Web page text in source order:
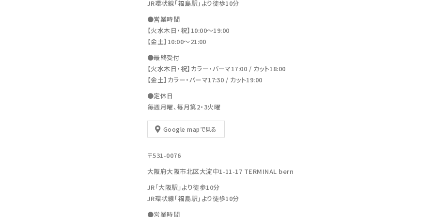
JR環状線「福島駅」より徒歩10分
●営業時間
【火水木日・祝】10:00～19:00
【金土】10:00〜21:00
●最終受付
【火水木日・祝】カラー・パーマ17:00 / カット18:00
【金土】カラー・パーマ17:30 / カット19:00
●定休日
毎週月曜、毎月第2・3火曜
Google mapで見る
〒531-0076
大阪府大阪市北区大淀中1-11-17 TERMINAL bern
JR「大阪駅」より徒歩10分
JR環状線「福島駅」より徒歩10分
●営業時間